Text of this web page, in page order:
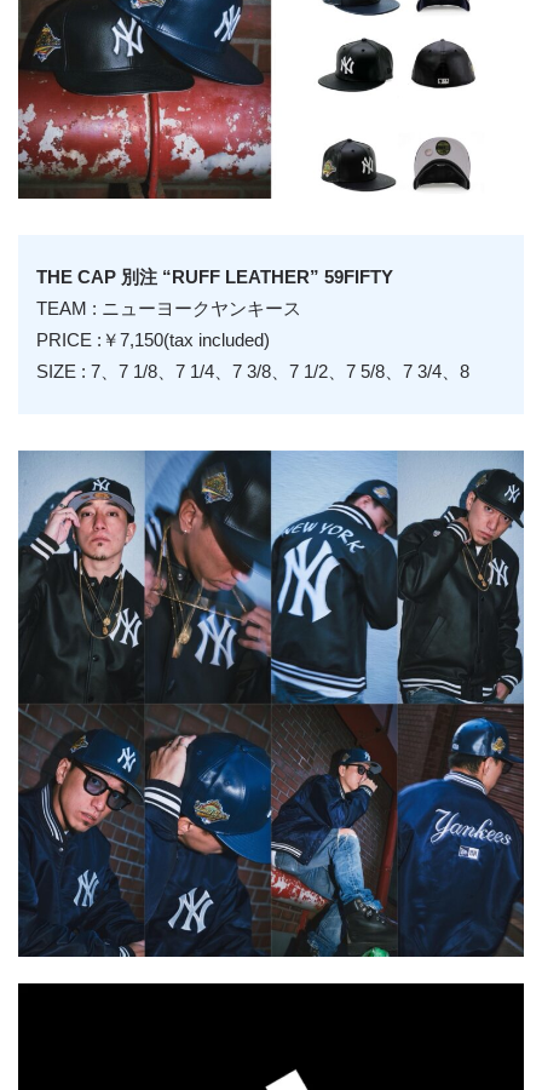
THE CAP 別注 “RUFF LEATHER” 59FIFTY
TEAM : ニューヨークヤンキース
PRICE :￥7,150(tax included)
SIZE : 7、7 1/8、7 1/4、7 3/8、7 1/2、7 5/8、7 3/4、8